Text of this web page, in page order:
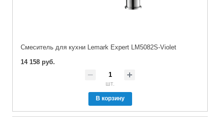
Cмеситель для кухни Lemark Expert LM5082S-Violet
14 158 руб.
шт.
В корзину